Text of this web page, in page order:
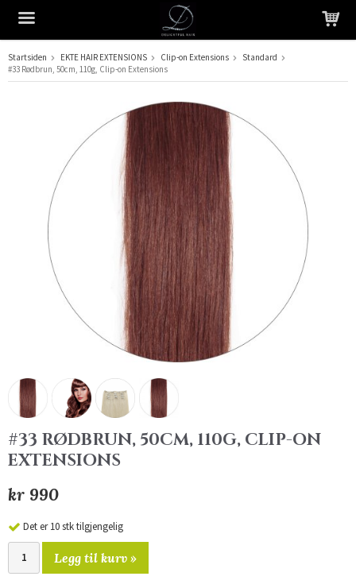
Produktet har blitt lagt til i handlekurven din
Startsiden EKTE HAIR EXTENSIONS Clip-on Extensions
Standard
#33 Rødbrun, 50cm, 110g, Clip-on Extensions
#33 RØDBRUN, 50CM, 110G, CLIP-ON
EXTENSIONS
kr 990
Det er 10 stk tilgjengelig
Legg til kurv »